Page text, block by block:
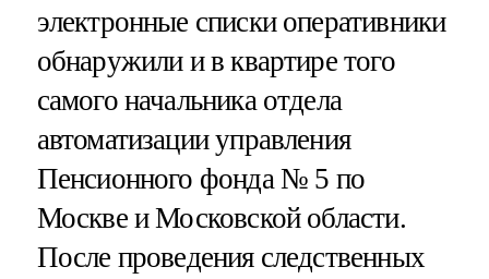
электронные списки оперативники
обнаружили и в квартире того
самого начальника отдела
автоматизации управления
Пенсионного фонда № 5 по
Москве и Московской области.
После проведения следственных